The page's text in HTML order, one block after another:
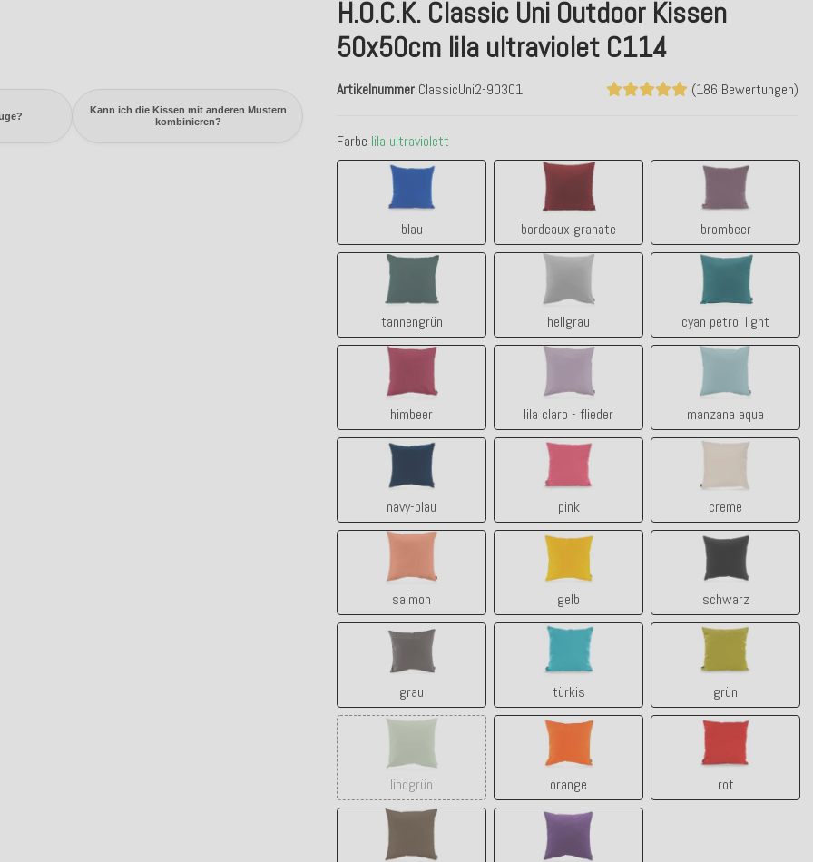
Kann ich die Kissen mit anderen Mustern
kombinieren?
H.O.C.K. Classic Uni Outdoor Kissen
50x50cm lila ultraviolet C114
(186 Bewertungen)
Artikelnummer ClassicUni2-90301
Farbe lila ultraviolett
blau
blau
bordeaux granate
bordeaux granate
brombeer
brombeer
tannengrün
tannengrün
hellgrau
hellgrau
cyan petrol light
cyan petrol light
himbeer
himbeer
lila claro - flieder
lila claro - flieder
manzana aqua
manzana aqua
navy-blau
navy-blau
pink
pink
creme
creme
salmon
salmon
gelb
gelb
schwarz
schwarz
grau
grau
türkis
türkis
grün
grün
lindgrün
lindgrün
orange
orange
rot
rot
tabacco lila ultraviolett